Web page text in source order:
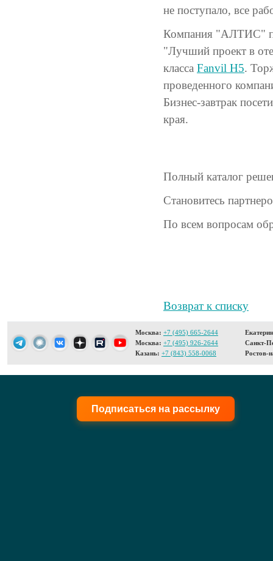
не поступало, все
Компания "АЛТИС"
"Лучший проект в
класса Fanvil H5.
проведенного
Бизнес-завтрак
края.
Полный каталог
Становитесь
По всем вопросам
Возврат к списку
Москва: +7 (495) 665-2644
Москва: +7 (495) 926-2644
Казань: +7 (843) 558-0068
Санкт-
Ростов-
Подписаться на рассылку